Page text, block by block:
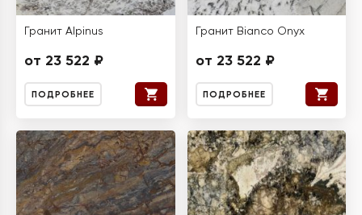
Гранит Alpinus
от 23 522 ₽
ПОДРОБНЕЕ
Гранит Bianco Onyx
от 23 522 ₽
ПОДРОБНЕЕ